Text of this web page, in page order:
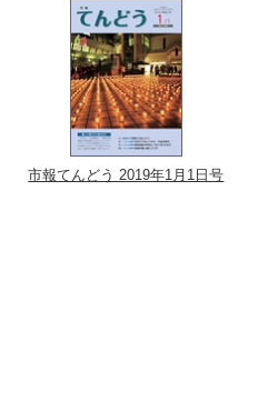
市報てんどう 2019年1月1日号